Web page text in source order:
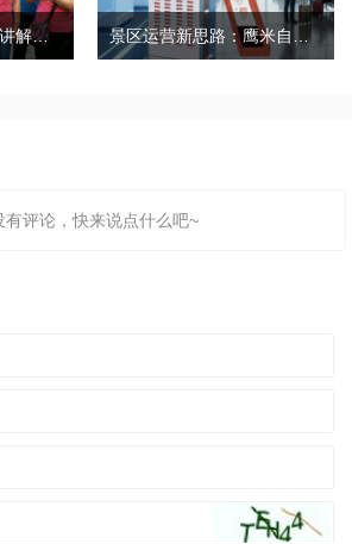
带团必备！鹰米团队讲解器，防串音 + 易管理双在线
有评论，快来说点什么吧~